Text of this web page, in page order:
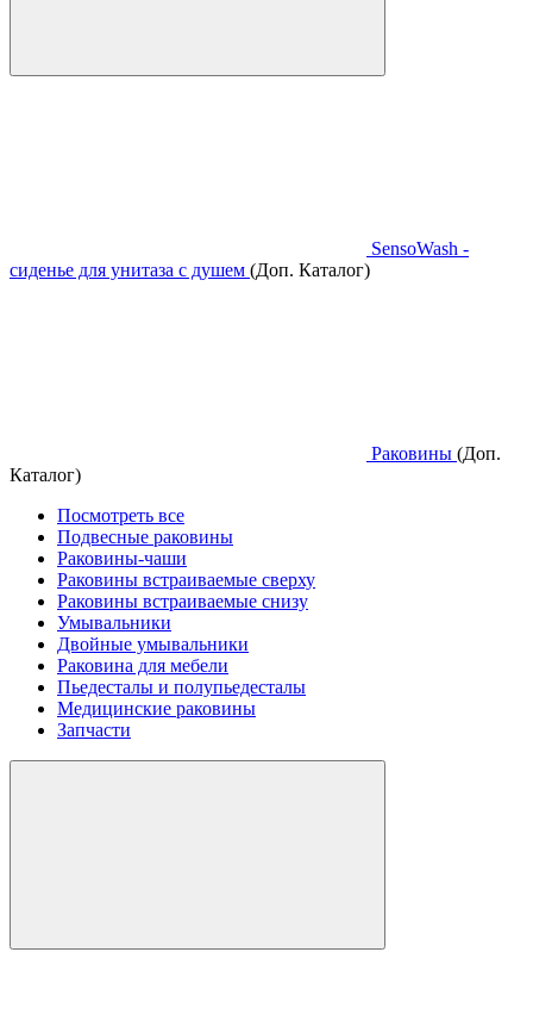
SensoWash -
сиденье для унитаза с душем (Доп. Каталог)
Раковины (Доп.
Каталог)
Посмотреть все
Подвесные раковины
Раковины-чаши
Раковины встраиваемые сверху
Раковины встраиваемые снизу
Умывальники
Двойные умывальники
Раковина для мебели
Пьедесталы и полупьедесталы
Медицинские раковины
Запчасти